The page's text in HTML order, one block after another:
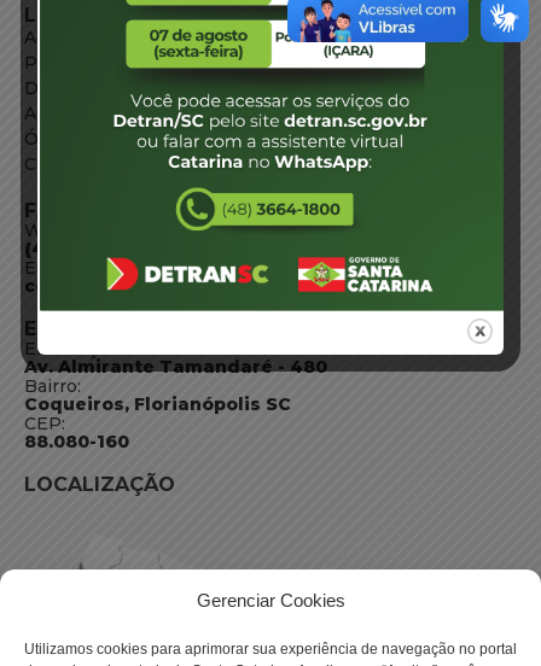
Gerenciar Cookies
Utilizamos cookies para aprimorar sua experiência de navegação no portal
LINKS EXTERNOS
Agência de Notícias
Portal de Serviços
Diário Oficial
Acesso à Informação
Órgãos do Governo
Conheça SC
FALE CONOSCO
WhatsApp:
(48) 3664-1800
E-mail:
centraldeinformacoes@detran.sc.gov.br
ENDEREÇO
Endereço:
Av. Almirante Tamandaré - 480
Bairro:
Coqueiros, Florianópolis SC
CEP:
88.080-160
LOCALIZAÇÃO